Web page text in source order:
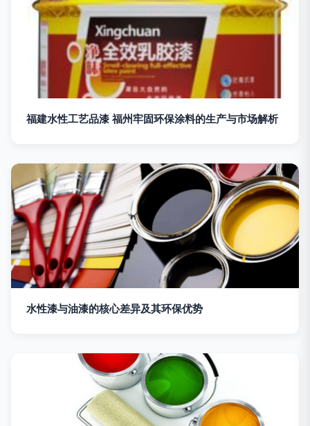
福建水性工艺品漆 福州牢固环保涂料的生产与市场解析
水性漆与油漆的核心差异及其环保优势